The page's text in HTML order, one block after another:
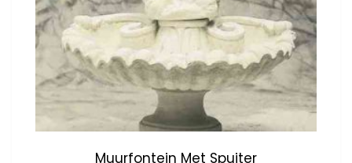
Muurfontein Met Spuiter